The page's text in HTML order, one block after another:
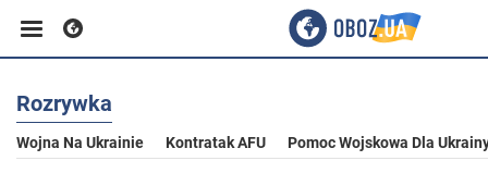
Biznes
Rozrywka
Wojna Na Ukrainie Kontratak AFU Pomoc Wojskowa Dla